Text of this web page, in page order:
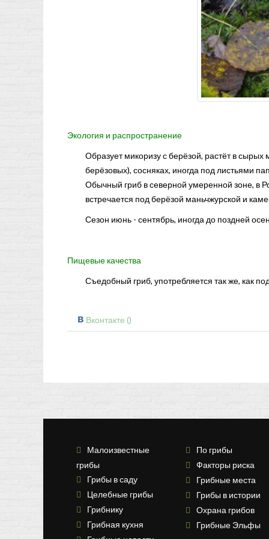
Экология и распространение
Образует микоризу с берёзой, растёт в
берёзовых), сосняках, иногда под листьями
Обычный гриб в северной умеренной зоне, в
встречается под берёзой маньчжурской и
Сезон июнь - сентябрь, иногда до поздней
Пищевые качества
Съедобный гриб, употребляется так же, как
Вконтакте ()
Малоизвестные
грибы
Грибы в саду
Целебные грибы
Грибнику
Грибная кухня
По грибы
Факторы риска
Грибные места
Грибы в истории
Охрана грибов
Грибные Эльфы